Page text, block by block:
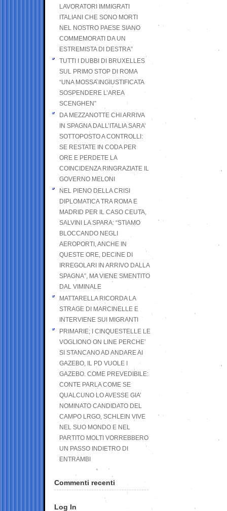
LAVORATORI IMMIGRATI
ITALIANI CHE SONO MORTI
NEL NOSTRO PAESE SIANO
COMMEMORATI DA UN
ESTREMISTA DI DESTRA”
TUTTI I DUBBI DI BRUXELLES
SUL PRIMO STOP DI ROMA
“UNA MOSSA INGIUSTIFICATA
SOSPENDERE L’AREA
SCENGHEN”
DA MEZZANOTTE CHI ARRIVA
IN SPAGNA DALL’ITALIA SARA’
SOTTOPOSTO A CONTROLLI:
SE RESTATE IN CODA PER
ORE E PERDETE LA
COINCIDENZA RINGRAZIATE IL
GOVERNO MELONI
NEL PIENO DELLA CRISI
DIPLOMATICA TRA ROMA E
MADRID PER IL CASO CEUTA,
SALVINI LA SPARA: “STIAMO
BLOCCANDO NEGLI
AEROPORTI, ANCHE IN
QUESTE ORE, DECINE DI
IRREGOLARI IN ARRIVO DALLA
SPAGNA”, MA VIENE SMENTITO
DAL VIMINALE
MATTARELLA RICORDA LA
STRAGE DI MARCINELLE E
INTERVIENE SUI MIGRANTI
PRIMARIE; I CINQUESTELLE LE
VOGLIONO ON LINE PERCHE’
SI STANCANO AD ANDARE AI
GAZEBO, IL PD VUOLE I
GAZEBO. COME PREVEDIBILE:
CONTE PARLA COME SE
QUALCUNO LO AVESSE GIA’
NOMINATO CANDIDATO DEL
CAMPO LRGO, SCHLEIN VIVE
NEL SUO MONDO E NEL
PARTITO MOLTI VORREBBERO
UN PASSO INDIETRO DI
ENTRAMBI
Commenti recenti
Log In